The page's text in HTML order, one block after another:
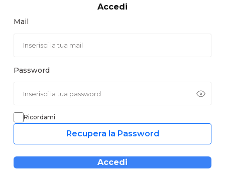
Accedi
Mail
Password
Ricordami
Recupera la Password
Accedi